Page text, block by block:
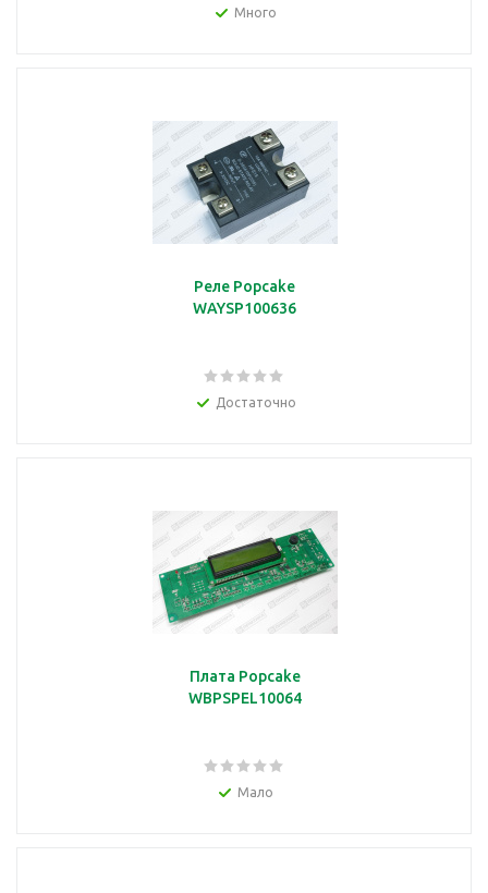
Много
Реле Popcake
WAYSP100636
Достаточно
Плата Popcake
WBPSPEL10064
Мало